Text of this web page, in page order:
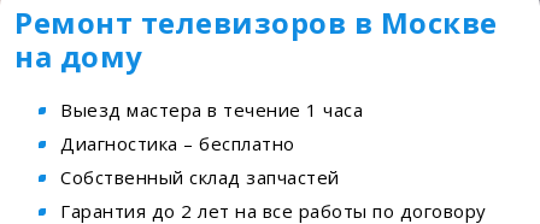
Ремонт телевизоров в Москве
на дому
Выезд мастера в течение 1 часа
Диагностика – бесплатно
Собственный склад запчастей
Гарантия до 2 лет на все работы по договору